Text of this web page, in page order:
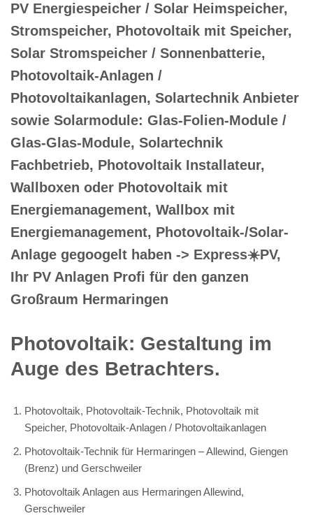
PV Energiespeicher / Solar Heimspeicher,
Stromspeicher, Photovoltaik mit Speicher,
Solar Stromspeicher / Sonnenbatterie,
Photovoltaik-Anlagen /
Photovoltaikanlagen, Solartechnik Anbieter
sowie Solarmodule: Glas-Folien-Module /
Glas-Glas-Module, Solartechnik
Fachbetrieb, Photovoltaik Installateur,
Wallboxen oder Photovoltaik mit
Energiemanagement, Wallbox mit
Energiemanagement, Photovoltaik-/Solar-
Anlage gegoogelt haben -> Express☀️PV️,
Ihr PV Anlagen Profi für den ganzen
Großraum Hermaringen
Photovoltaik: Gestaltung im
Auge des Betrachters.
Photovoltaik, Photovoltaik-Technik, Photovoltaik mit
Speicher, Photovoltaik-Anlagen / Photovoltaikanlagen
Photovoltaik-Technik für Hermaringen – Allewind, Giengen
(Brenz) und Gerschweiler
Photovoltaik Anlagen aus Hermaringen Allewind,
Gerschweiler